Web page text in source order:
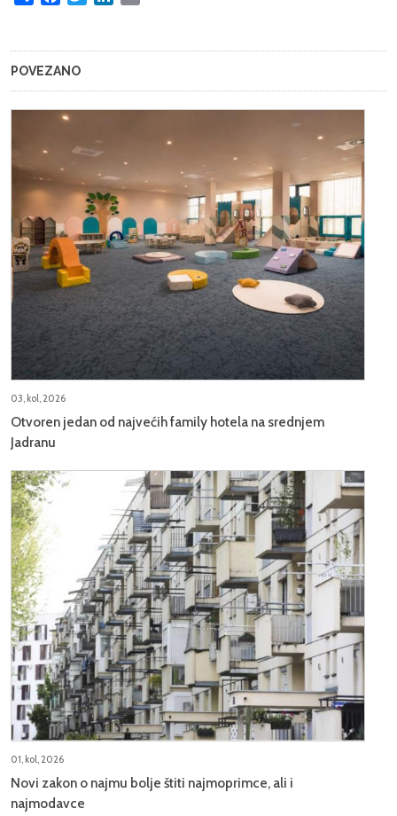
POVEZANO
03, kol, 2026
Otvoren jedan od najvećih family hotela na srednjem
Jadranu
01, kol, 2026
Novi zakon o najmu bolje štiti najmoprimce, ali i
najmodavce